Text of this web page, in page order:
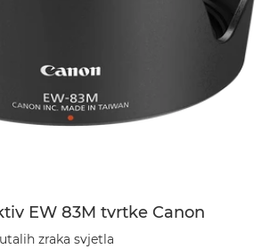
EW 83M tvrtke Canon
zraka svjetla